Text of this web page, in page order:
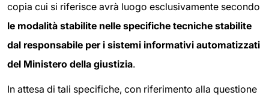
copia cui si riferisce avrà luogo esclusivamente secondo
le modalità stabilite nelle specifiche tecniche stabilite
dal responsabile per i sistemi informativi automatizzati
del Ministero della giustizia.
In attesa di tali specifiche, con riferimento alla questione